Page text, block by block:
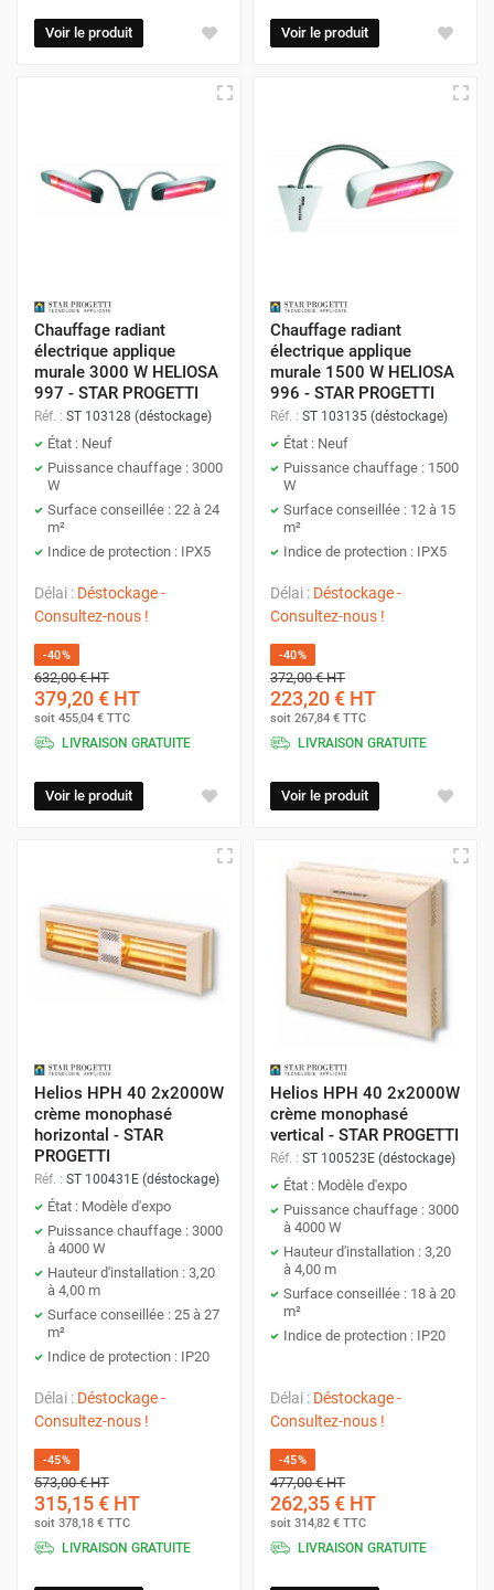
Voir le produit Voir le produit
Chauffage radiant
électrique applique
murale 3000 W HELIOSA
997 - STAR PROGETTI
Réf. : ST 103128 (déstockage)
État : Neuf
Puissance chauffage : 3000
W
Surface conseillée : 22 à 24
m²
Indice de protection : IPX5
Délai : Déstockage -
Consultez-nous !
-40%
632,00 €HT
379,20 € HT
soit 455,04 € TTC
LIVRAISON GRATUITE
Voir le produit
Chauffage radiant
électrique applique
murale 1500 W HELIOSA
996 - STAR PROGETTI
Réf. : ST 103135 (déstockage)
État : Neuf
Puissance chauffage : 1500
W
Surface conseillée : 12 à 15
m²
Indice de protection : IPX5
Délai : Déstockage -
Consultez-nous !
-40%
372,00 €HT
223,20 € HT
soit 267,84 € TTC
LIVRAISON GRATUITE
Voir le produit
Helios HPH 40 2x2000W
crème monophasé
horizontal - STAR
PROGETTI
Réf. : ST 100431E (déstockage)
État : Modèle d'expo
Puissance chauffage : 3000
à 4000 W
Hauteur d'installation : 3,20
à 4,00 m
Surface conseillée : 25 à 27
m²
Indice de protection : IP20
Délai : Déstockage -
Consultez-nous !
-45%
573,00 €HT
315,15 € HT
soit 378,18 € TTC
LIVRAISON GRATUITE
Helios HPH 40 2x2000W
crème monophasé
vertical - STAR PROGETTI
Réf. : ST 100523E (déstockage)
État : Modèle d'expo
Puissance chauffage : 3000
à 4000 W
Hauteur d'installation : 3,20
à 4,00 m
Surface conseillée : 18 à 20
m²
Indice de protection : IP20
Délai : Déstockage -
Consultez-nous !
-45%
477,00 €HT
262,35 € HT
soit 314,82 € TTC
LIVRAISON GRATUITE